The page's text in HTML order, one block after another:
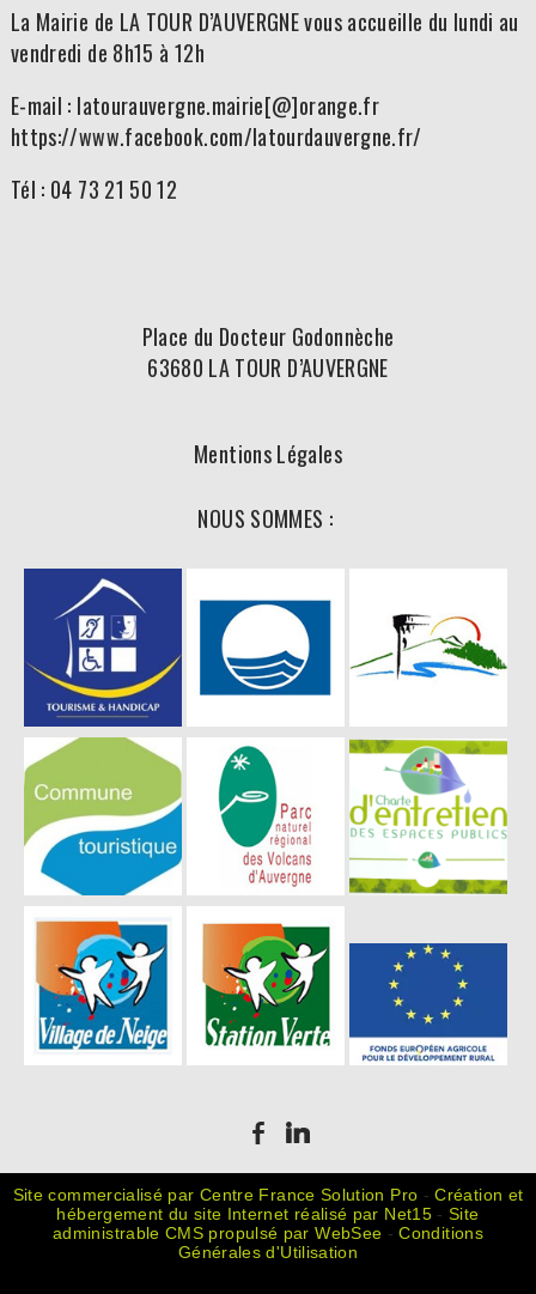
La Mairie de LA TOUR D’AUVERGNE vous accueille du lundi au
vendredi de 8h15 à 12h
E-mail : latourauvergne.mairie[@]orange.fr
https://www.facebook.com/latourdauvergne.fr/
Tél : 04 73 21 50 12
Place du Docteur Godonnèche
63680 LA TOUR D’AUVERGNE
Mentions Légales
NOUS SOMMES :
Site commercialisé par Centre France Solution Pro -Création et
hébergement du site Internet réalisé par Net15 -Site
administrable CMS propulsé par WebSee -Conditions
Générales d'Utilisation